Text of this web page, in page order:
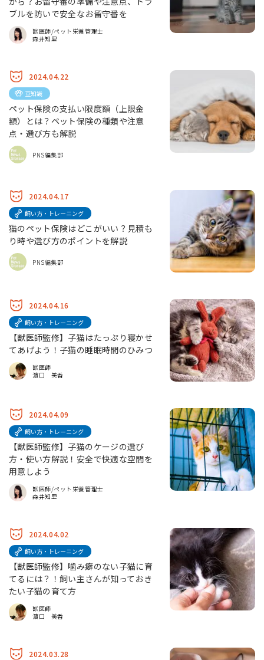
ブルを防いで安全なお留守番を
獣医師/ペット栄養管理士
森井知里
2024.04.22
豆知識
ペット保険の支払い限度額（上限金
額）とは？ペット保険の種類や注意
点・選び方も解説
PNS編集部
2024.04.17
飼い方・トレーニング
猫のペット保険はどこがいい？見積も
り時や選び方のポイントを解説
PNS編集部
2024.04.16
飼い方・トレーニング
【獣医師監修】子猫はたっぷり寝かせ
てあげよう！子猫の睡眠時間のひみつ
獣医師
濵口 美香
2024.04.09
飼い方・トレーニング
【獣医師監修】子猫のケージの選び
方・使い方解説！安全で快適な空間を
用意しよう
獣医師/ペット栄養管理士
森井知里
2024.04.02
飼い方・トレーニング
【獣医師監修】噛み癖のない子猫に育
てるには？！飼い主さんが知っておき
たい子猫の育て方
獣医師
濵口 美香
2024.03.28